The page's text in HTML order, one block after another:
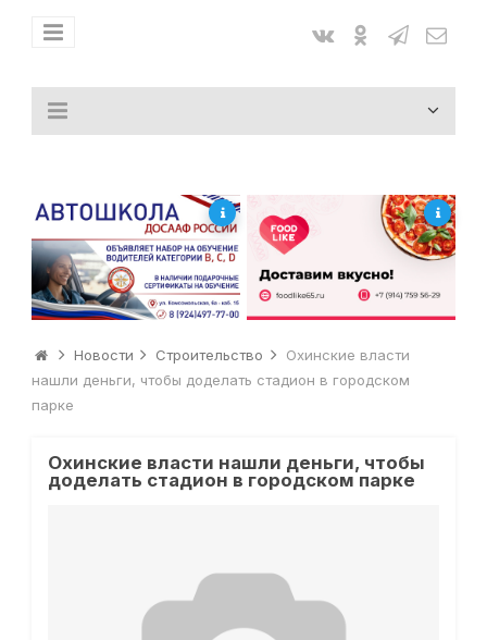
Новости Строительство
Охинские власти
нашли деньги, чтобы доделать стадион в городском
парке
Охинские власти нашли деньги, чтобы
доделать стадион в городском парке